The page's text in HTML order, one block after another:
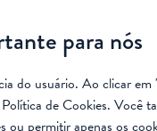
para nós
do usuário. Ao clicar
Política de Cookies. Você
permitir apenas os
com AME
20% dos
e 13%
indivíduos jovens